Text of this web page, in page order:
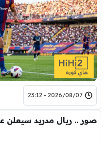
2026/08/07 - 23:12
صور .. ريال مدريد سيعلن